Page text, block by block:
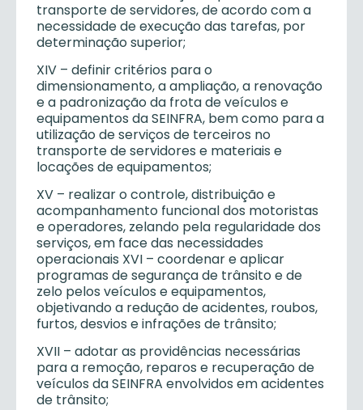
transporte de servidores, de acordo com a
necessidade de execução das tarefas, por
determinação superior;
XIV – definir critérios para o
dimensionamento, a ampliação, a renovação
e a padronização da frota de veículos e
equipamentos da SEINFRA, bem como para a
utilização de serviços de terceiros no
transporte de servidores e materiais e
locações de equipamentos;
XV – realizar o controle, distribuição e
acompanhamento funcional dos motoristas
e operadores, zelando pela regularidade dos
serviços, em face das necessidades
operacionais XVI – coordenar e aplicar
programas de segurança de trânsito e de
zelo pelos veículos e equipamentos,
objetivando a redução de acidentes, roubos,
furtos, desvios e infrações de trânsito;
XVII – adotar as providências necessárias
para a remoção, reparos e recuperação de
veículos da SEINFRA envolvidos em acidentes
de trânsito;